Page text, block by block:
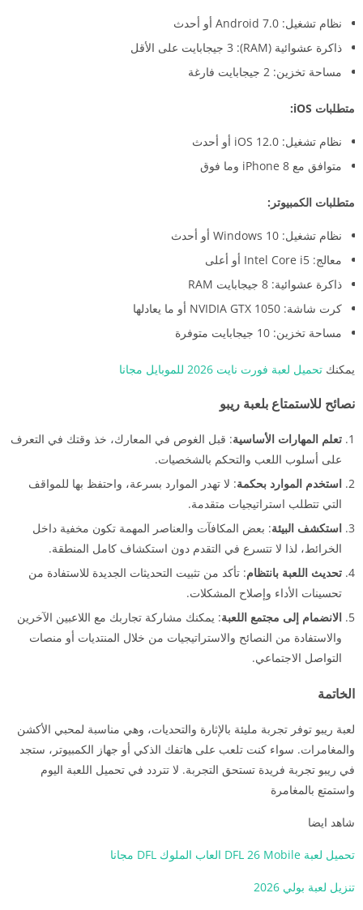
نظام تشغيل: Android 7.0 أو أحدث
ذاكرة عشوائية (RAM): 3 جيجابايت على الأقل
مساحة تخزين: 2 جيجابايت فارغة
متطلبات iOS:
نظام تشغيل: iOS 12.0 أو أحدث
متوافق مع iPhone 8 وما فوق
متطلبات الكمبيوتر:
نظام تشغيل: Windows 10 أو أحدث
معالج: Intel Core i5 أو أعلى
ذاكرة عشوائية: 8 جيجابايت RAM
كرت شاشة: NVIDIA GTX 1050 أو ما يعادلها
مساحة تخزين: 10 جيجابايت متوفرة
يمكنك تحميل لعبة فورت نايت 2026 للموبايل مجانا
نصائح للاستمتاع بلعبة ريبو
تعلم المهارات الأساسية: قبل الغوص في المعارك، خذ وقتك في التعرف
على أسلوب اللعب والتحكم بالشخصيات.
استخدم الموارد بحكمة: لا تهدر الموارد بسرعة، واحتفظ بها للمواقف
التي تتطلب استراتيجيات متقدمة.
استكشف البيئة: بعض المكافآت والعناصر المهمة تكون مخفية داخل
الخرائط، لذا لا تتسرع في التقدم دون استكشاف كامل المنطقة.
تحديث اللعبة بانتظام: تأكد من تثبيت التحديثات الجديدة للاستفادة من
تحسينات الأداء وإصلاح المشكلات.
الانضمام إلى مجتمع اللعبة: يمكنك مشاركة تجاربك مع اللاعبين الآخرين
والاستفادة من النصائح والاستراتيجيات من خلال المنتديات أو منصات
التواصل الاجتماعي.
الخاتمة
لعبة ريبو توفر تجربة مليئة بالإثارة والتحديات، وهي مناسبة لمحبي الأكشن
والمغامرات. سواء كنت تلعب على هاتفك الذكي أو جهاز الكمبيوتر، ستجد
في ريبو تجربة فريدة تستحق التجربة. لا تتردد في تحميل اللعبة اليوم
واستمتع بالمغامرة
شاهد ايضا
تحميل لعبة DFL 26 Mobile العاب الملوك DFL مجانا
تنزيل لعبة بولي 2026